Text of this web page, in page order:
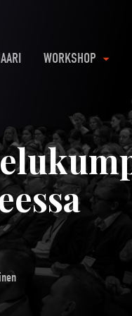
WORKSHOP